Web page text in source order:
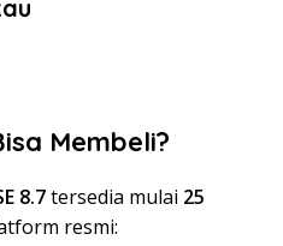
Membeli?
8.7tersedia mulai 25
resmi: